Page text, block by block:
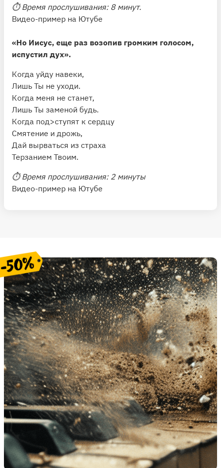
⏱ Время прослушивания: 8 минут.
Видео-пример на Ютубе
«Но Иисус, еще раз возопив громким голосом,
испустил дух».
Когда уйду навеки,
Лишь Ты не уходи.
Когда меня не станет,
Лишь Ты заменой будь.
Когда под>ступят к сердцу
Смятение и дрожь,
Дай вырваться из страха
Терзанием Твоим.
⏱ Время прослушивания: 2 минуты
Видео-пример на Ютубе